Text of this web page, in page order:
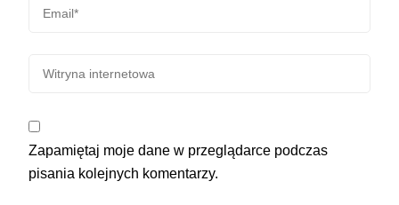
Zapamiętaj moje dane w przeglądarce podczas
pisania kolejnych komentarzy.